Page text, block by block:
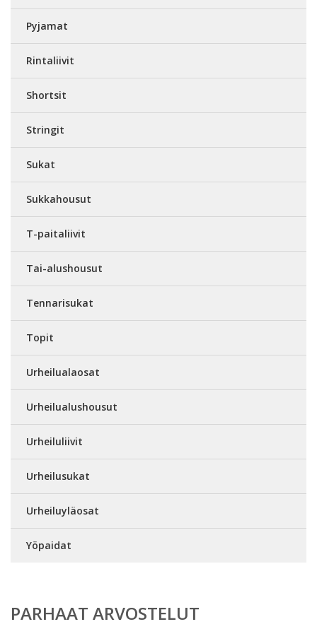
Pyjamat
Rintaliivit
Shortsit
Stringit
Sukat
Sukkahousut
T-paitaliivit
Tai-alushousut
Tennarisukat
Topit
Urheilualaosat
Urheilualushousut
Urheiluliivit
Urheilusukat
Urheiluyläosat
Yöpaidat
PARHAAT ARVOSTELUT